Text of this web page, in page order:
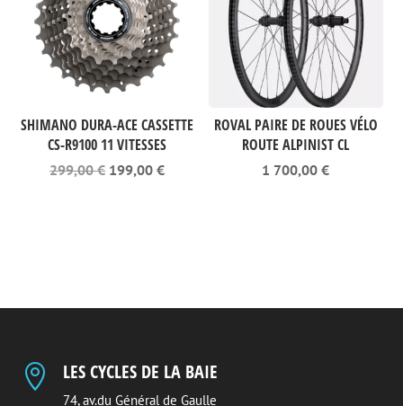
SHIMANO DURA-ACE CASSETTE
CS-R9100 11 VITESSES
299,00€ Le
199,00€Le
ROVAL PAIRE DE ROUES VÉLO
ROUTE ALPINIST CL
1 700,00€
 LES CYCLES DE LA BAIE
74, av.du Général de Gaulle